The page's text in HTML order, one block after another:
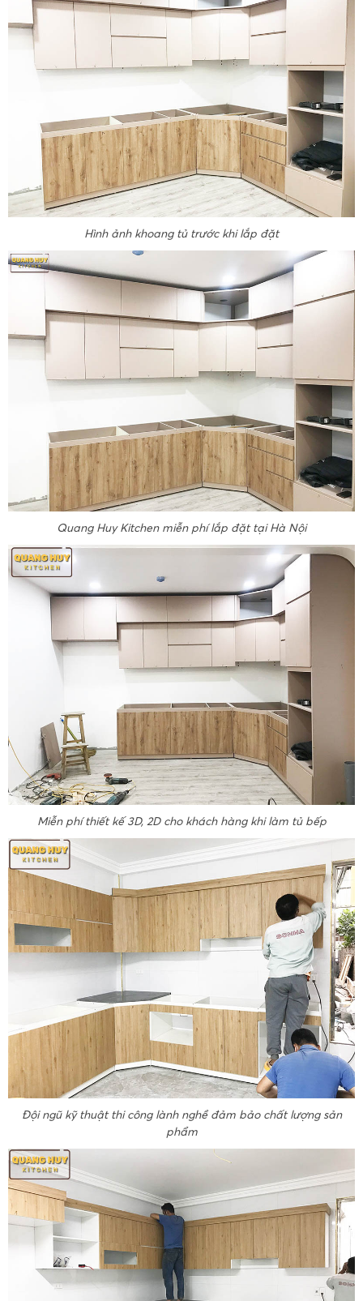
Hình ảnh khoang tủ trước khi lắp đặt
Quang Huy Kitchen miễn phí lắp đặt tại Hà Nội
Miễn phí thiết kế 3D, 2D cho khách hàng khi làm tủ bếp
Đội ngũ kỹ thuật thi công lành nghề đảm bảo chất lượng sản
phẩm